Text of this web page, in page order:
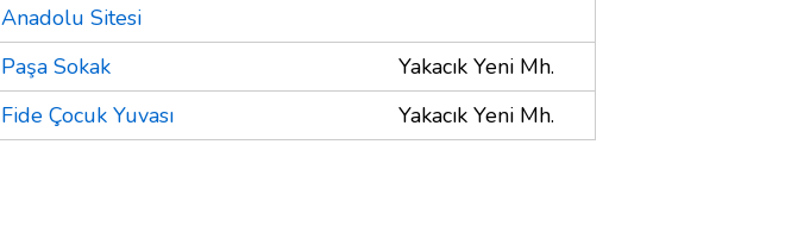
Anadolu Sitesi
Paşa Sokak
Yakacık Yeni Mh.
Fide Çocuk Yuvası
Yakacık Yeni Mh.